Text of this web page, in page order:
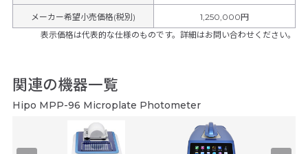
メーカー希望小売価格(税別)
1,250,000円
表示価格は代表的な仕様のものです。詳細はお問い合わせください。
関連の機器一覧
Hipo MPP-96 Microplate Photometer